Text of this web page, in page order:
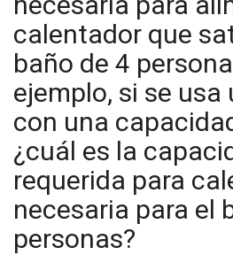
calentador que
baño de 4
ejemplo, si se usa
con una
¿cuál es la
requerida para
necesaria para el
personas?